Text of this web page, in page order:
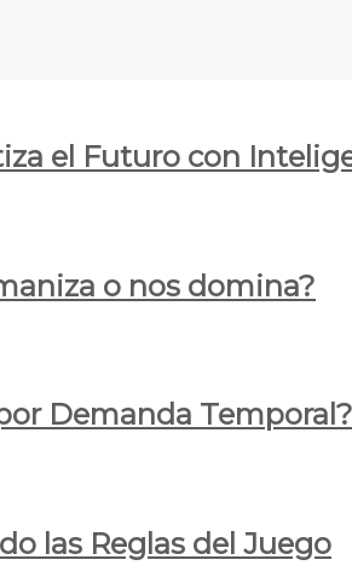
el Futuro con
o nos domina?
Demanda Temporal?
las Reglas del Juego